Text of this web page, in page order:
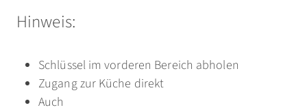
Hinweis:
Schlüssel im vorderen Bereich abholen
Zugang zur Küche direkt
Auch